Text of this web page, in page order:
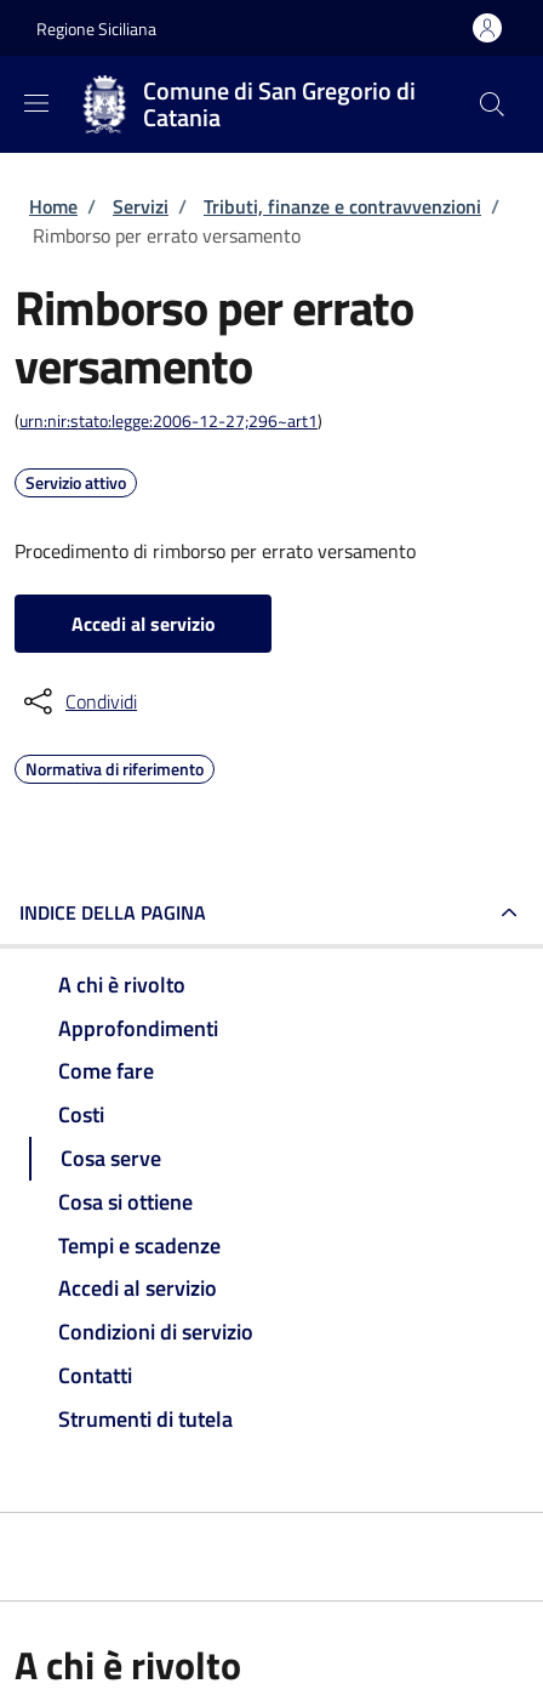
Regione Siciliana
Comune di San Gregorio di
Catania
Briciole di pane
Home / Servizi / Tributi, finanze e contravvenzioni /
Rimborso per errato versamento
Rimborso per errato
versamento
(urn:nir:stato:legge:2006-12-27;296~art1)
Servizio attivo
Procedimento di rimborso per errato versamento
Accedi al servizio
Condividi
Normativa di riferimento
INDICE DELLA PAGINA
A chi è rivolto
Approfondimenti
Come fare
Costi
Cosa serve
Cosa si ottiene
Tempi e scadenze
Accedi al servizio
Condizioni di servizio
Contatti
Strumenti di tutela
A chi è rivolto